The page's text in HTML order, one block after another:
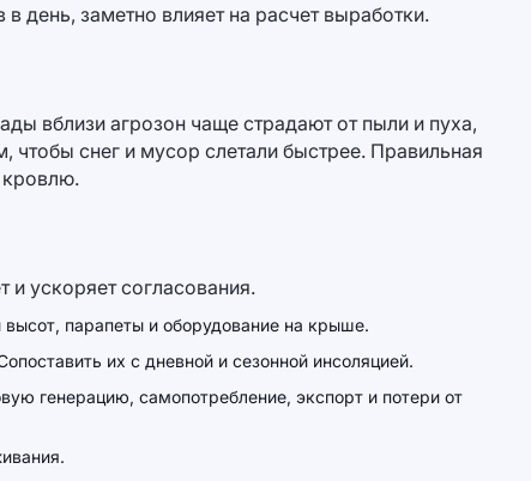
день, заметно влияет на расчет выработки.
вблизи агрозон чаще страдают от пыли и пуха,
чтобы снег и мусор слетали быстрее. Правильная
кровлю.
ускоряет согласования.
парапеты и оборудование на крыше.
их с дневной и сезонной инсоляцией.
генерацию, самопотребление, экспорт и потери от